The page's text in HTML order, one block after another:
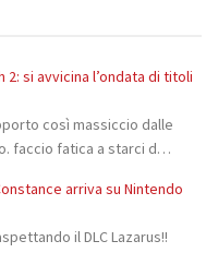
2: si avvicina l’ondata di titoli
così massiccio dalle
faccio fatica a starci d…
arriva su Nintendo
il DLC Lazarus!!